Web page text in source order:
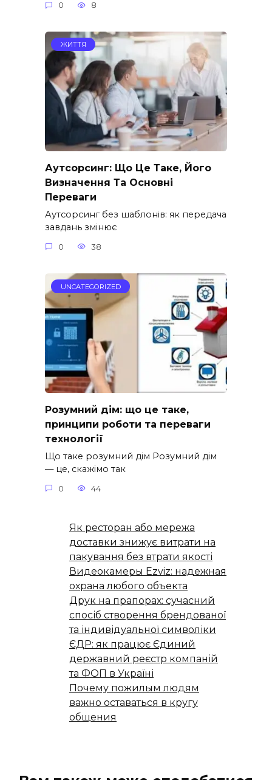
0 8
ЖИТТЯ
Аутсорсинг: Що Це Таке, Його
Визначення Та Основні
Переваги
Аутсорсинг без шаблонів: як передача
завдань змінює
0 38
UNCATEGORIZED
Розумний дім: що це таке,
принципи роботи та переваги
технології
Що таке розумний дім Розумний дім
— це, скажімо так
0 44
Як ресторан або мережа
доставки знижує витрати на
пакування без втрати якості
Видеокамеры Ezviz: надежная
охрана любого объекта
Друк на прапорах: сучасний
спосіб створення брендованої
та індивідуальної символіки
ЄДР: як працює Єдиний
державний реєстр компаній
та ФОП в Україні
Почему пожилым людям
важно оставаться в кругу
общения